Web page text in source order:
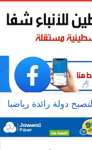
دولة رائدة رياضيا